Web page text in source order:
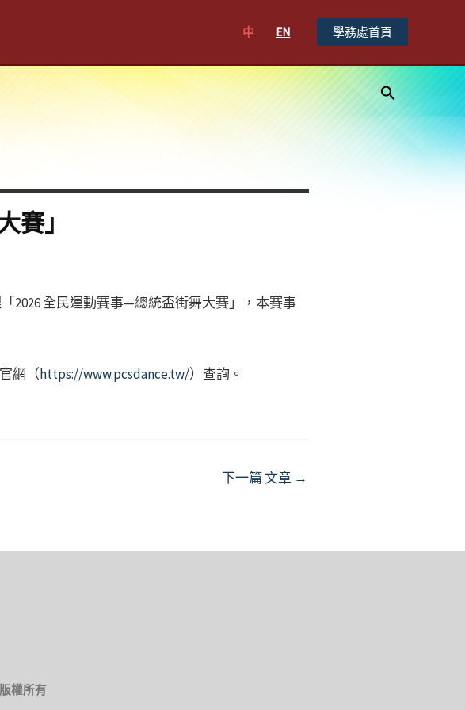
中 EN 學務處首頁
搜
尋
」
2026 全民運動賽事—總統盃街舞大賽」，本賽事
網（https://www.pcsdance.tw/）查詢。
下一篇 文章 →
版權所有